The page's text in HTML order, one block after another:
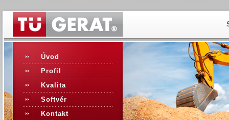
Úvod
Profil
Kvalita
Softvér
Kontakt